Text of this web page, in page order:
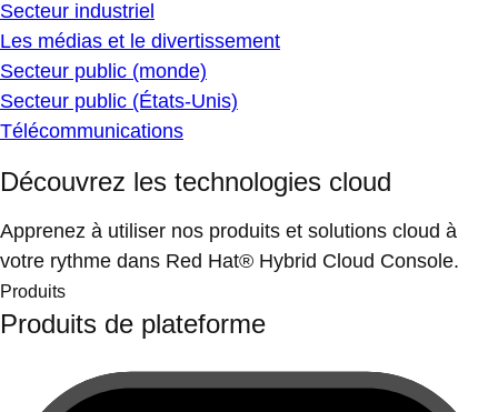
Secteur industriel
Les médias et le divertissement
Secteur public (monde)
Secteur public (États-Unis)
Télécommunications
Découvrez les technologies cloud
Apprenez à utiliser nos produits et solutions cloud à
votre rythme dans Red Hat® Hybrid Cloud Console.
Produits
Produits de plateforme